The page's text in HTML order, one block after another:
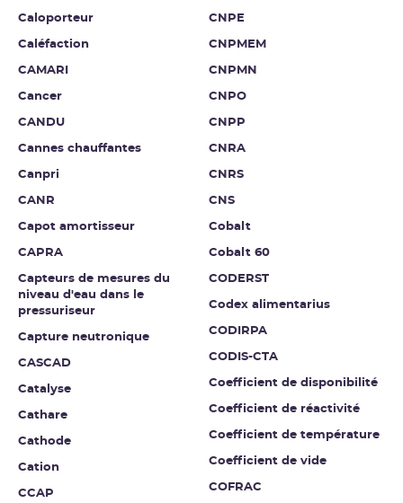
Caloporteur
Caléfaction
CAMARI
Cancer
CANDU
Cannes chauffantes
Canpri
CANR
Capot amortisseur
CAPRA
Capteurs de mesures du
niveau d'eau dans le
pressuriseur
Capture neutronique
CASCAD
Catalyse
Cathare
Cathode
Cation
CCAP
CNPE
CNPMEM
CNPMN
CNPO
CNPP
CNRA
CNRS
CNS
Cobalt
Cobalt 60
CODERST
Codex alimentarius
CODIRPA
CODIS-CTA
Coefficient de disponibilité
Coefficient de réactivité
Coefficient de température
Coefficient de vide
COFRAC